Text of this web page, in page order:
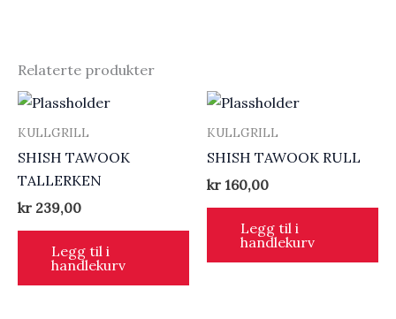
Relaterte produkter
KULLGRILL
SHISH TAWOOK
TALLERKEN
kr 239,00
Legg til i
handlekurv
KULLGRILL
SHISH TAWOOK RULL
kr 160,00
Legg til i
handlekurv